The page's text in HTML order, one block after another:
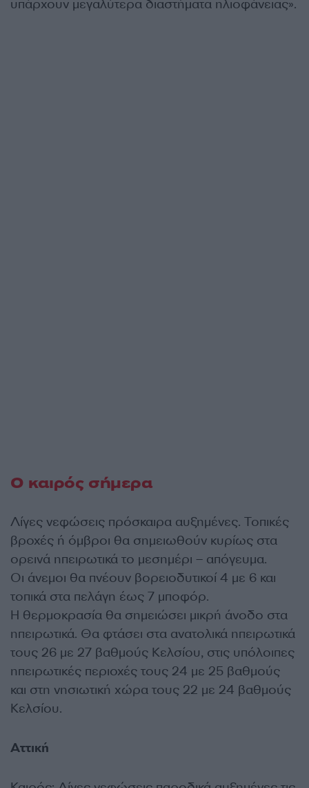
υπάρχουν μεγαλύτερα διαστήματα ηλιοφάνειας».
Ο καιρός σήμερα
Λίγες νεφώσεις πρόσκαιρα αυξημένες. Τοπικές
βροχές ή όμβροι θα σημειωθούν κυρίως στα
ορεινά ηπειρωτικά το μεσημέρι – απόγευμα.
Οι άνεμοι θα πνέουν βορειοδυτικοί 4 με 6 και
τοπικά στα πελάγη έως 7 μποφόρ.
Η θερμοκρασία θα σημειώσει μικρή άνοδο στα
ηπειρωτικά. Θα φτάσει στα ανατολικά ηπειρωτικά
τους 26 με 27 βαθμούς Κελσίου, στις υπόλοιπες
ηπειρωτικές περιοχές τους 24 με 25 βαθμούς
και στη νησιωτική χώρα τους 22 με 24 βαθμούς
Κελσίου.
Αττική